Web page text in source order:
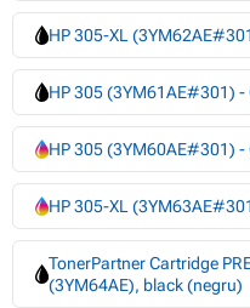
HP 305-XL
HP 305 (3YM61AE#301)
HP 305 (3YM60AE#301) -
HP 305-XL
TonerPartner Cartridge
(3YM64AE), black (negru)